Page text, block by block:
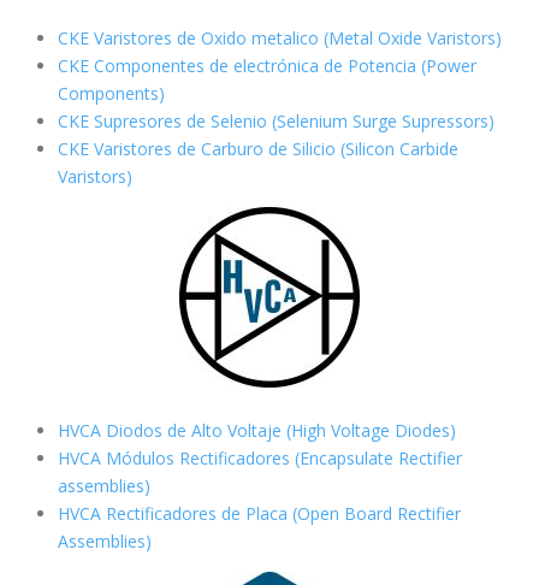
CKE Varistores de Oxido metalico (Metal Oxide Varistors)
CKE Componentes de electrónica de Potencia (Power
Components)
CKE Supresores de Selenio (Selenium Surge Supressors)
CKE Varistores de Carburo de Silicio (Silicon Carbide
Varistors)
HVCA Diodos de Alto Voltaje (High Voltage Diodes)
HVCA Módulos Rectificadores (Encapsulate Rectifier
assemblies)
HVCA Rectificadores de Placa (Open Board Rectifier
Assemblies)